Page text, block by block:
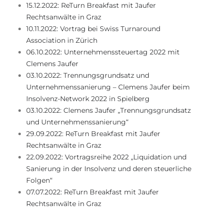
15.12.2022: ReTurn Breakfast mit Jaufer
Rechtsanwälte in Graz
10.11.2022: Vortrag bei Swiss Turnaround
Association in Zürich
06.10.2022: Unternehmenssteuertag 2022 mit
Clemens Jaufer
03.10.2022: Trennungsgrundsatz und
Unternehmenssanierung – Clemens Jaufer beim
Insolvenz-Network 2022 in Spielberg
03.10.2022: Clemens Jaufer „Trennungsgrundsatz
und Unternehmenssanierung“
29.09.2022: ReTurn Breakfast mit Jaufer
Rechtsanwälte in Graz
22.09.2022: Vortragsreihe 2022 „Liquidation und
Sanierung in der Insolvenz und deren steuerliche
Folgen“
07.07.2022: ReTurn Breakfast mit Jaufer
Rechtsanwälte in Graz